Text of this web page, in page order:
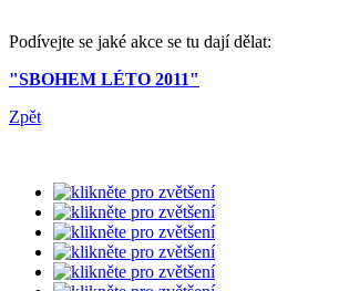
Podívejte se jaké akce se tu dají dělat:
"SBOHEM LÉTO 2011"
Zpět